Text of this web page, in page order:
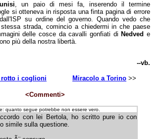
, un paio di mesi fa, inserendo il termine
si otteneva in risposta una finta pagina di errore
su ordine del governo. Quando vedo che
strada, comincio a chiedermi in che paese
delle cosce da cavalli gonfiati di Nedved e
più della nostra libertà.
--vb.
rotto i coglioni Miracolo a Torino >>
<Commenti>
quanto segue potrebbe non essere vero.
con lei Bertola, ho scritto pure io con
simile sulla questione.